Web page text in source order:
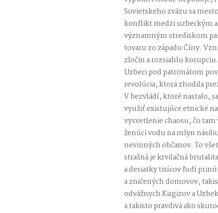
Sovietskeho zväzu sa
konflikt medzi uzbeckým
významným strediskom
tovaru zo západu Číny.
zločin a rozsiahlu
Uzbeci pod patronátom
revolúcia, ktorá zhodila
V bezvládí, ktoré nastalo,
využiť existujúce etnické
vysvetlenie chaosu, čo
ženúci vodu na mlyn
nevinných občanov. To
strašná je krvilačná
a desiatky tisícov ľudí
a zničených domovov,
odvážnych Kirgizov a
a takisto pravdivá ako